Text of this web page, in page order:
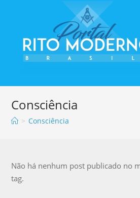
Consciência
> Consciência
Não há nenhum post publicado no
tag.